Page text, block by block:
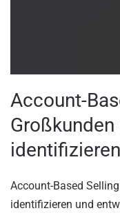
Account-
Account-Based
identifizieren und